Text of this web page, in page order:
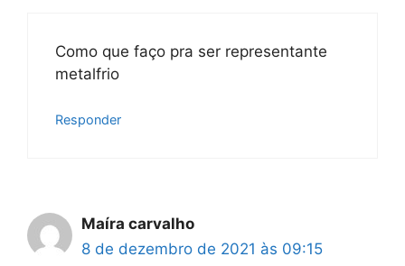
Como que faço pra ser representante
metalfrio
Responder
Maíra carvalho
8 de dezembro de 2021 às 09:15